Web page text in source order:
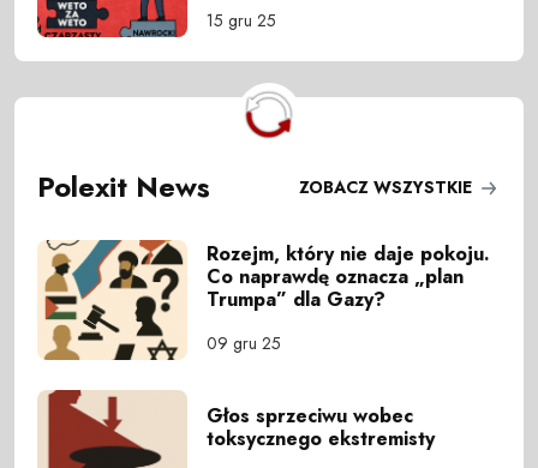
15 gru 25
Polexit News ZOBACZ WSZYSTKIE
Rozejm, który nie daje pokoju.
Co naprawdę oznacza „plan
Trumpa” dla Gazy?
09 gru 25
Głos sprzeciwu wobec
toksycznego ekstremisty